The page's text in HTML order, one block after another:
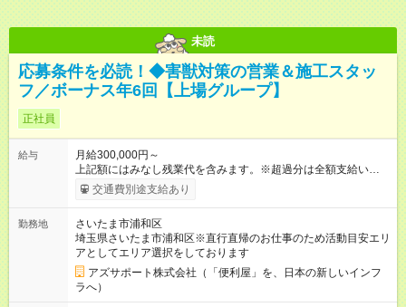
未読
応募条件を必読！◆害獣対策の営業＆施工スタッ
フ／ボーナス年6回【上場グループ】
正社員
給与
月給300,000円～
上記額にはみなし残業代を含みます。※超過分は全額支給いたし
ます。 みなし残業代 73,808円／月 みなし残業時間 45時間／月
年5回のボーナスあり！ ◆2種類のボーナスがあります（ボーナ
末（年1回）：ボーナスB ◆ボーナスは年で合計「年5回」お渡
し。ボーナスなしはありません。 └ボーナス合計で約100～250
万/年程度になります。 └ボーナス合計が80万を切る等というこ
とはほぼありません。 ＜ボーナス5回がどう支払われるか＞ 1月
～3月：月給のみ 4月～11月：月給＋ボーナスA 12月：月給＋ボ
ーナスA＋ボーナスB --------------------------------- 昇給：あり ※年
交通費別途支給あり
勤務地
さいたま市浦和区
埼玉県さいたま市浦和区※直行直帰のお仕事のため活動目安エリ
アとしてエリア選択をしております
アズサポート株式会社（「便利屋」を、日本の新しいインフ
ラへ）